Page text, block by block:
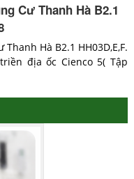
Cư Thanh Hà B2.1
Hà B2.1 HH03D,E,F.
địa ốc Cienco 5( Tập